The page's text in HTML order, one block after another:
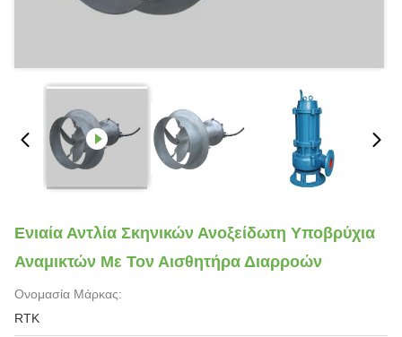
Ενιαία Αντλία Σκηνικών Ανοξείδωτη Υποβρύχια
Αναμικτών Με Τον Αισθητήρα Διαρροών
Ονομασία Μάρκας:
RTK